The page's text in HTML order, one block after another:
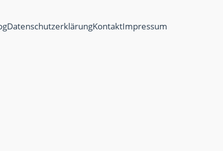
DatenschutzerklärungKontaktImpressum